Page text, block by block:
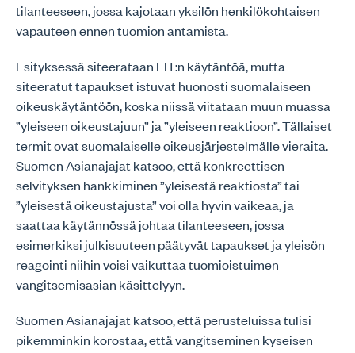
tilanteeseen, jossa kajotaan yksilön henkilökohtaisen
vapauteen ennen tuomion antamista.
Esityksessä siteerataan EIT:n käytäntöä, mutta
siteeratut tapaukset istuvat huonosti suomalaiseen
oikeuskäytäntöön, koska niissä viitataan muun muassa
”yleiseen oikeustajuun” ja ”yleiseen reaktioon”. Tällaiset
termit ovat suomalaiselle oikeusjärjestelmälle vieraita.
Suomen Asianajajat katsoo, että konkreettisen
selvityksen hankkiminen ”yleisestä reaktiosta” tai
”yleisestä oikeustajusta” voi olla hyvin vaikeaa, ja
saattaa käytännössä johtaa tilanteeseen, jossa
esimerkiksi julkisuuteen päätyvät tapaukset ja yleisön
reagointi niihin voisi vaikuttaa tuomioistuimen
vangitsemisasian käsittelyyn.
Suomen Asianajajat katsoo, että perusteluissa tulisi
pikemminkin korostaa, että vangitseminen kyseisen